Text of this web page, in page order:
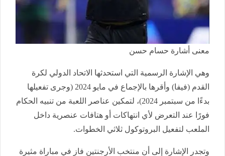
معنى أشارة حسام حسن
وهي الإشارة الرسمية التي استحدثها الاتحاد الدولي لكرة
القدم (فيفا) وأقرها بالإجماع في مايو 2024 (وجرى تفعيلها
بدءًا من سبتمبر 2024)، لتمكين عناصر اللعبة من تنبيه الحكام
فورًا عند التعرض لأي انتهاكات أو هتافات عنصرية داخل
الملعب لتفعيل البروتوكول ثلاثي الخطوات.
وتجدر الإشارة إلى أن منتخب الأرجنتين فاز في مباراة مثيرة